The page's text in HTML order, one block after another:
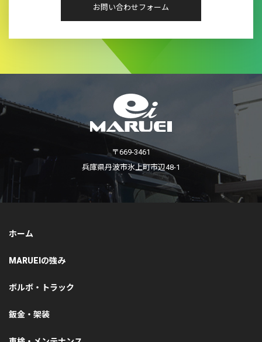
お問い合わせフォーム
〒669-3461
兵庫県丹波市氷上町市辺48-1
ホーム
MARUEIの強み
ボルボ・トラック
鈑金・架装